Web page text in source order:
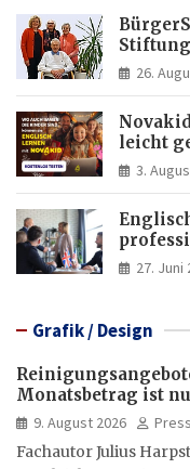
26.
leicht
3.
27. Juni
Grafik / Design
Monatsbetrag ist
9. August 2026
Fachautor Julius